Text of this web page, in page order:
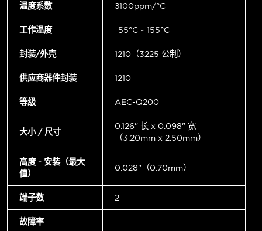
温度系数 ±100ppm/°C
工作温度 -55°C ~ 155°C
封装/外壳 1210（3225 公制）
供应商器件封装 1210
等级 AEC-Q200
大小 / 尺寸
0.126" 长 x 0.098" 宽
（3.20mm x 2.50mm）
高度 - 安装（最大
值）
0.028"（0.70mm）
端子数 2
故障率 -